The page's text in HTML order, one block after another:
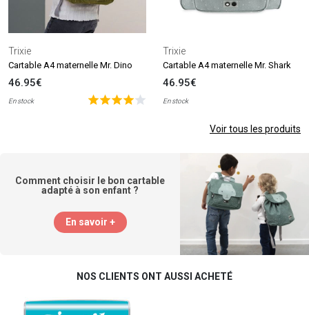
Trixie
Cartable A4 maternelle Mr. Dino
46.95€
En stock
Trixie
Cartable A4 maternelle Mr. Shark
46.95€
En stock
Voir tous les produits
Comment choisir le bon cartable
adapté à son enfant ?
En savoir +
NOS CLIENTS ONT AUSSI ACHETÉ